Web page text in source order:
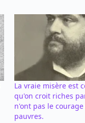
La vraie misère est
qu'on croit riches
n'ont pas le
pauvres.